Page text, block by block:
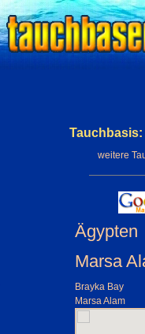
Tauchbasis:
weitere
Ägypten
Marsa
Brayka Bay
Marsa Alam